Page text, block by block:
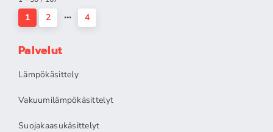
1 2 4
Palvelut
Lämpökäsittely
Vakuumilämpökäsittelyt
Suojakaasukäsittelyt